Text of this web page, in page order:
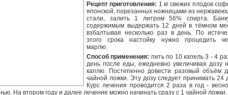
Рецепт приготовления: 1 кг свежих плодов
японской, порезанных ножницами из
стали, залить 1 литром 56% спирта.
содержимым выдержать 12 дней в тёмном
взбалтывая несколько раз в день. По
этого срока настойку нужно процедить
марлю.
Способ применения: пить по 10 капель 3 - 4
день после еды, ежедневно увеличивая дозу
каплю. Постепенно довести разовый объём
чайной ложки. Эту дозу следует принимать 24
Курс лечения проводится 2 раза в год -
На втором году и далее лечение можно начинать сразу с 1 чайной ложки.